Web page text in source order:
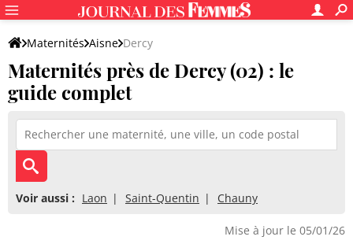
Maternités Aisne Dercy
Maternités près de Dercy (02) : le
guide complet
Voir aussi : Laon Saint-Quentin Chauny
Mise à jour le 05/01/26